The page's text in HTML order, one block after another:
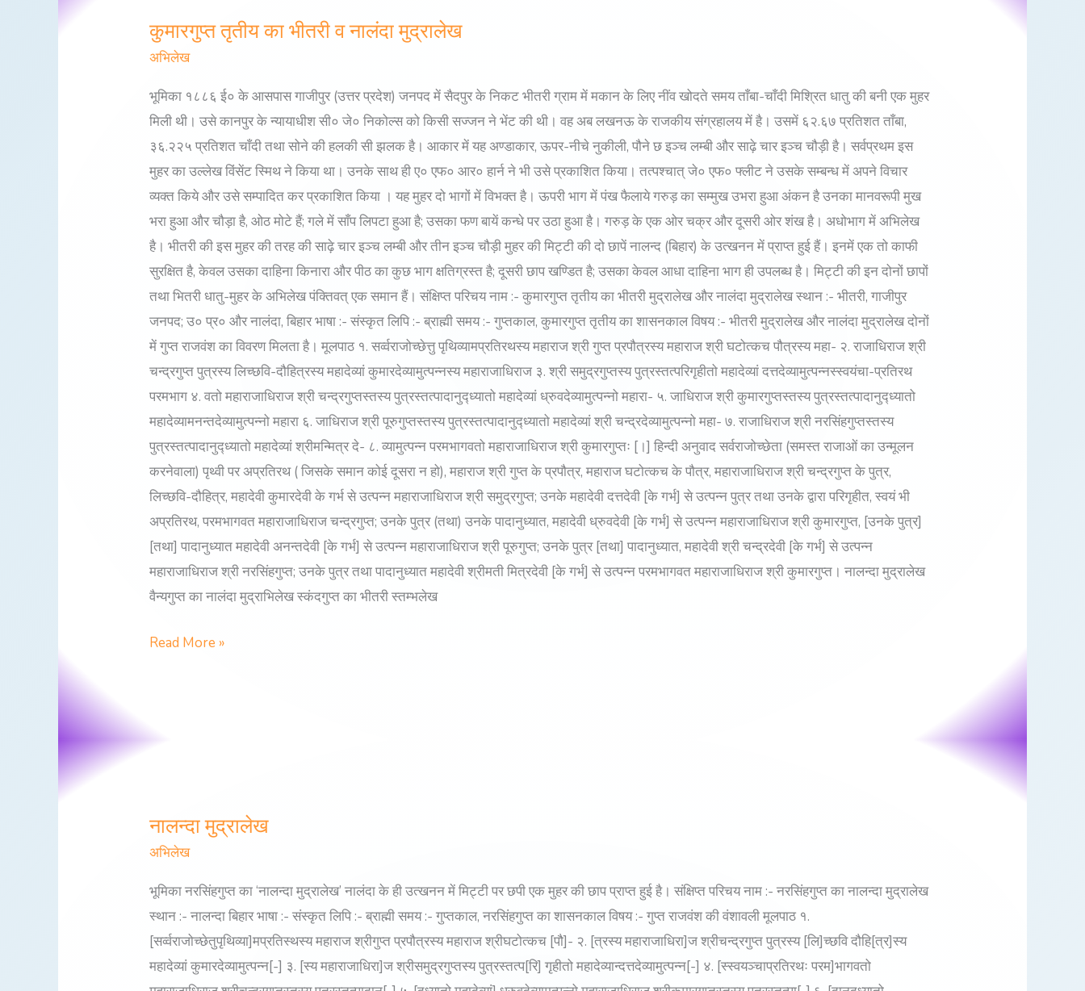
कुमारगुप्त तृतीय का भीतरी व नालंदा मुद्रालेख
अभिलेख
भूमिका १८८६ ई० के आसपास गाजीपुर (उत्तर प्रदेश) जनपद में सैदपुर के निकट भीतरी ग्राम में मकान के लिए नींव खोदते समय ताँबा-चाँदी मिश्रित धातु की बनी एक मुहर
मिली थी। उसे कानपुर के न्यायाधीश सी० जे० निकोल्स को किसी सज्जन ने भेंट की थी। वह अब लखनऊ के राजकीय संग्रहालय में है। उसमें ६२.६७ प्रतिशत ताँबा,
३६.२२५ प्रतिशत चाँदी तथा सोने की हलकी सी झलक है। आकार में यह अण्डाकार, ऊपर-नीचे नुकीली, पौने छ इञ्च लम्बी और साढ़े चार इञ्च चौड़ी है। सर्वप्रथम इस
मुहर का उल्लेख विंसेंट स्मिथ ने किया था। उनके साथ ही ए० एफ० आर० हार्न ने भी उसे प्रकाशित किया। तत्पश्चात् जे० एफ० फ्लीट ने उसके सम्बन्ध में अपने विचार
व्यक्त किये और उसे सम्पादित कर प्रकाशित किया । यह मुहर दो भागों में विभक्त है। ऊपरी भाग में पंख फैलाये गरुड़ का सम्मुख उभरा हुआ अंकन है उनका मानवरूपी मुख
भरा हुआ और चौड़ा है, ओठ मोटे हैं; गले में साँप लिपटा हुआ है; उसका फण बायें कन्धे पर उठा हुआ है। गरुड़ के एक ओर चक्र और दूसरी ओर शंख है। अधोभाग में अभिलेख
है। भीतरी की इस मुहर की तरह की साढ़े चार इञ्च लम्बी और तीन इञ्च चौड़ी मुहर की मिट्टी की दो छापें नालन्द (बिहार) के उत्खनन में प्राप्त हुई हैं। इनमें एक तो काफी
सुरक्षित है, केवल उसका दाहिना किनारा और पीठ का कुछ भाग क्षतिग्रस्त है; दूसरी छाप खण्डित है; उसका केवल आधा दाहिना भाग ही उपलब्ध है। मिट्टी की इन दोनों छापों
तथा भितरी धातु-मुहर के अभिलेख पंक्तिवत् एक समान हैं। संक्षिप्त परिचय नाम :- कुमारगुप्त तृतीय का भीतरी मुद्रालेख और नालंदा मुद्रालेख स्थान :- भीतरी, गाजीपुर
जनपद; उ० प्र० और नालंदा, बिहार भाषा :- संस्कृत लिपि :- ब्राह्मी समय :- गुप्तकाल, कुमारगुप्त तृतीय का शासनकाल विषय :- भीतरी मुद्रालेख और नालंदा मुद्रालेख दोनों
में गुप्त राजवंश का विवरण मिलता है। मूलपाठ १. सर्व्वराजोच्छेत्तु पृथिव्यामप्रतिरथस्य महाराज श्री गुप्त प्रपौत्रस्य महाराज श्री घटोत्कच पौत्रस्य महा- २. राजाधिराज श्री
चन्द्रगुप्त पुत्रस्य लिच्छवि-दौहित्रस्य महादेव्यां कुमारदेव्यामुत्पन्नस्य महाराजाधिराज ३. श्री समुद्रगुप्तस्य पुत्रस्तत्परिगृहीतो महादेव्यां दत्तदेव्यामुत्पन्नस्स्वयंचा-प्रतिरथ
परमभाग ४. वतो महाराजाधिराज श्री चन्द्रगुप्तस्तस्य पुत्रस्तत्पादानुद्ध्यातो महादेव्यां ध्रुवदेव्यामुत्पन्नो महारा- ५. जाधिराज श्री कुमारगुप्तस्तस्य पुत्रस्तत्पादानुद्ध्यातो
महादेव्यामनन्तदेव्यामुत्पन्नो महारा ६. जाधिराज श्री पूरुगुप्तस्तस्य पुत्रस्तत्पादानुद्ध्यातो महादेव्यां श्री चन्द्रदेव्यामुत्पन्नो महा- ७. राजाधिराज श्री नरसिंहगुप्तस्तस्य
पुत्रस्तत्पादानुद्ध्यातो महादेव्यां श्रीमन्मित्र दे- ८. व्यामुत्पन्न परमभागवतो महाराजाधिराज श्री कुमारगुप्तः [।] हिन्दी अनुवाद सर्वराजोच्छेता (समस्त राजाओं का उन्मूलन
करनेवाला) पृथ्वी पर अप्रतिरथ ( जिसके समान कोई दूसरा न हो), महाराज श्री गुप्त के प्रपौत्र, महाराज घटोत्कच के पौत्र, महाराजाधिराज श्री चन्द्रगुप्त के पुत्र,
लिच्छवि-दौहित्र, महादेवी कुमारदेवी के गर्भ से उत्पन्न महाराजाधिराज श्री समुद्रगुप्त; उनके महादेवी दत्तदेवी [के गर्भ] से उत्पन्न पुत्र तथा उनके द्वारा परिगृहीत, स्वयं भी
अप्रतिरथ, परमभागवत महाराजाधिराज चन्द्रगुप्त; उनके पुत्र (तथा) उनके पादानुध्यात, महादेवी ध्रुवदेवी [के गर्भ] से उत्पन्न महाराजाधिराज श्री कुमारगुप्त, [उनके पुत्र]
[तथा] पादानुध्यात महादेवी अनन्तदेवी [के गर्भ] से उत्पन्न महाराजाधिराज श्री पूरुगुप्त; उनके पुत्र [तथा] पादानुध्यात, महादेवी श्री चन्द्रदेवी [के गर्भ] से उत्पन्न
महाराजाधिराज श्री नरसिंहगुप्त; उनके पुत्र तथा पादानुध्यात महादेवी श्रीमती मित्रदेवी [के गर्भ] से उत्पन्न परमभागवत महाराजाधिराज श्री कुमारगुप्त। नालन्दा मुद्रालेख
वैन्यगुप्त का नालंदा मुद्राभिलेख स्कंदगुप्त का भीतरी स्तम्भलेख
कुमारगुप्त
तृतीय
भीतरी
व
नालंदा
मुद्रालेख
Read More »
नालन्दा मुद्रालेख
अभिलेख
भूमिका नरसिंहगुप्त का ‘नालन्दा मुद्रालेख’ नालंदा के ही उत्खनन में मिट्टी पर छपी एक मुहर की छाप प्राप्त हुई है। संक्षिप्त परिचय नाम :- नरसिंहगुप्त का नालन्दा मुद्रालेख
स्थान :- नालन्दा बिहार भाषा :- संस्कृत लिपि :- ब्राह्मी समय :- गुप्तकाल, नरसिंहगुप्त का शासनकाल विषय :- गुप्त राजवंश की वंशावली मूलपाठ १.
[सर्व्वराजोच्छेतुपृथिव्या]मप्रतिस्थस्य महाराज श्रीगुप्त प्रपौत्रस्य महाराज श्रीघटोत्कच [पौ]- २. [त्रस्य महाराजाधिरा]ज श्रीचन्द्रगुप्त पुत्रस्य [लि]च्छवि दौहि[त्र]स्य
महादेव्यां कुमारदेव्यामुत्पन्न[-] ३. [स्य महाराजाधिरा]ज श्रीसमुद्रगुप्तस्य पुत्रस्तत्प[रि] गृहीतो महादेव्यान्दत्तदेव्यामुत्पन्न[-] ४. [स्स्वयञ्चाप्रतिरथः परम]भागवतो
नालन्दा
मुद्रालेख